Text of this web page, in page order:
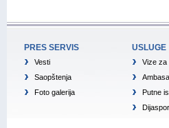
PRES SERVIS
Vesti
Saopštenja
Foto galerija
USLUGE
Vize za
Putne